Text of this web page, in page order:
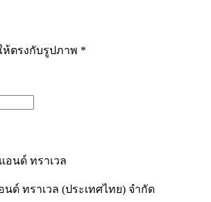
ตรงกับรูปภาพ *
ด์ ทราเวล (ประเทศไทย) จำกัด